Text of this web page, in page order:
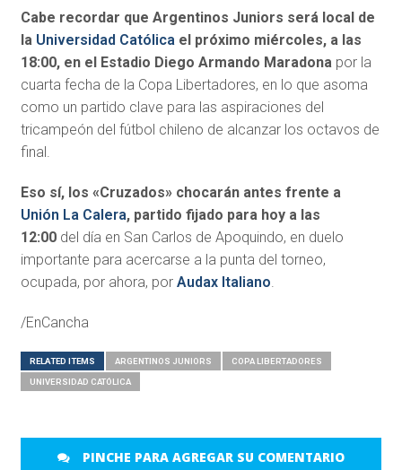
Cabe recordar que Argentinos Juniors será local de
la Universidad Católicael próximo miércoles, a las
18:00, en el Estadio Diego Armando Maradona por la
cuarta fecha de la Copa Libertadores, en lo que asoma
como un partido clave para las aspiraciones del
tricampeón del fútbol chileno de alcanzar los octavos de
final.
Eso sí, los «Cruzados» chocarán antes frente a
Unión La Calera, partido fijado para hoy a las
12:00 del día en San Carlos de Apoquindo, en duelo
importante para acercarse a la punta del torneo,
ocupada, por ahora, por Audax Italiano.
/EnCancha
RELATED ITEMS ARGENTINOS JUNIORS COPA LIBERTADORES
UNIVERSIDAD CATÓLICA
PINCHE PARA AGREGAR SU COMENTARIO